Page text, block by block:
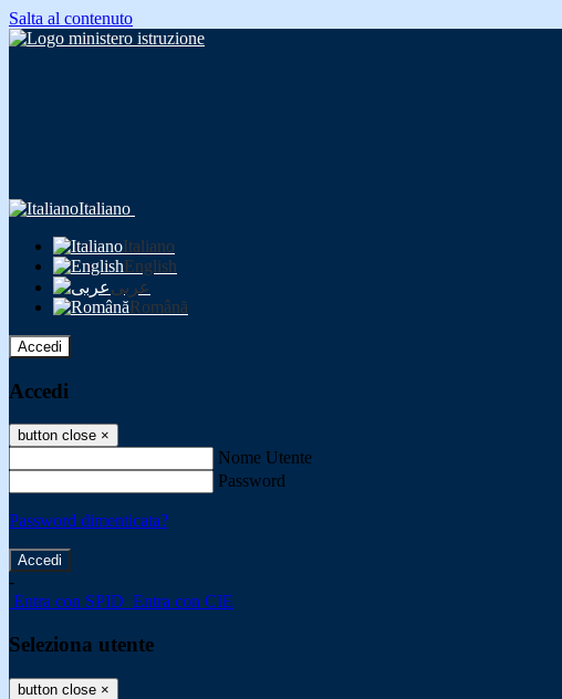
Salta al contenuto
Italiano
Italiano
English
عربى
Română
Accedi
Accedi
button close ×
Nome Utente
Password
Password dimenticata?
-
Entra con SPID Entra con CIE
Seleziona utente
button close ×